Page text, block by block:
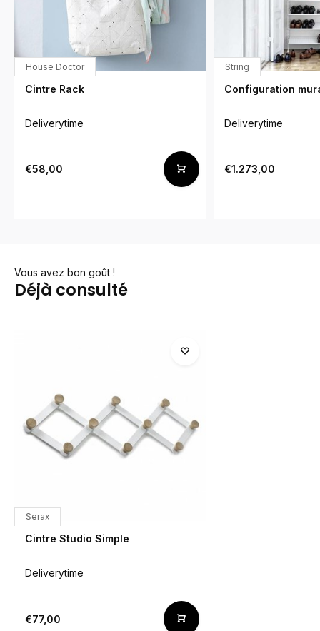
House Doctor
Cintre Rack
Deliverytime
€58,00
String
Configuration
Deliverytime
€1.273,00
Vous avez bon goût !
Déjà consulté
Serax
Cintre Studio Simple
Deliverytime
€77,00